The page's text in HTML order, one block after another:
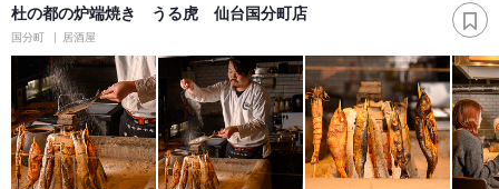
杜の都の炉端焼き うる虎 仙台国分町店
国分町 居酒屋